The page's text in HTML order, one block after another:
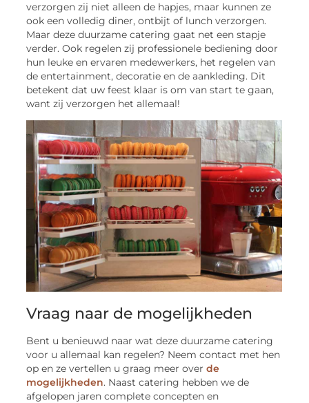
verzorgen zij niet alleen de hapjes, maar kunnen ze
ook een volledig diner, ontbijt of lunch verzorgen.
Maar deze duurzame catering gaat net een stapje
verder. Ook regelen zij professionele bediening door
hun leuke en ervaren medewerkers, het regelen van
de entertainment, decoratie en de aankleding. Dit
betekent dat uw feest klaar is om van start te gaan,
want zij verzorgen het allemaal!
Vraag naar de mogelijkheden
Bent u benieuwd naar wat deze duurzame catering
voor u allemaal kan regelen? Neem contact met hen
op en ze vertellen u graag meer overde
mogelijkheden. Naast catering hebben we de
afgelopen jaren complete concepten en